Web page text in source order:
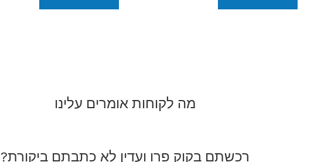
מה לקוחות אומרים עלינו
רכשתם בקוק פרו ועדין לא כתבתם ביקורת?